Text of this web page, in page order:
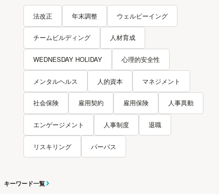
法改正 年末調整 ウェルビーイング
チームビルディング 人材育成
WEDNESDAY HOLIDAY 心理的安全性
メンタルヘルス 人的資本 マネジメント
社会保険 雇用契約 雇用保険 人事異動
エンゲージメント 人事制度 退職
リスキリング パーパス
キーワード一覧